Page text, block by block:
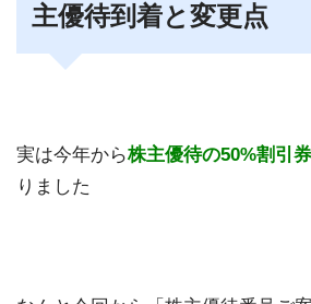
主優待到着と変更点
実は今年から株主優待の50%割引
りました